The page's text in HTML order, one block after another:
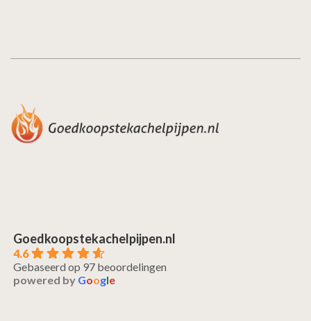
Goedkoopstekachelpijpen.nl
4.6
Gebaseerd op 97 beoordelingen
powered by Google